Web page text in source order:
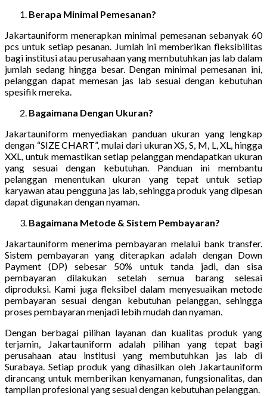
Berapa Minimal Pemesanan?
Jakartauniform menerapkan minimal pemesanan sebanyak 60
pcs untuk setiap pesanan. Jumlah ini memberikan fleksibilitas
bagi institusi atau perusahaan yang membutuhkan jas lab dalam
jumlah sedang hingga besar. Dengan minimal pemesanan ini,
pelanggan dapat memesan jas lab sesuai dengan kebutuhan
spesifik mereka.
Bagaimana Dengan Ukuran?
Jakartauniform menyediakan panduan ukuran yang lengkap
dengan “SIZE CHART”, mulai dari ukuran XS, S, M, L, XL, hingga
XXL, untuk memastikan setiap pelanggan mendapatkan ukuran
yang sesuai dengan kebutuhan. Panduan ini membantu
pelanggan menentukan ukuran yang tepat untuk setiap
karyawan atau pengguna jas lab, sehingga produk yang dipesan
dapat digunakan dengan nyaman.
Bagaimana Metode & Sistem Pembayaran?
Jakartauniform menerima pembayaran melalui bank transfer.
Sistem pembayaran yang diterapkan adalah dengan Down
Payment (DP) sebesar 50% untuk tanda jadi, dan sisa
pembayaran dilakukan setelah semua barang selesai
diproduksi. Kami juga fleksibel dalam menyesuaikan metode
pembayaran sesuai dengan kebutuhan pelanggan, sehingga
proses pembayaran menjadi lebih mudah dan nyaman.
Dengan berbagai pilihan layanan dan kualitas produk yang
terjamin, Jakartauniform adalah pilihan yang tepat bagi
perusahaan atau institusi yang membutuhkan jas lab di
Surabaya. Setiap produk yang dihasilkan oleh Jakartauniform
dirancang untuk memberikan kenyamanan, fungsionalitas, dan
tampilan profesional yang sesuai dengan kebutuhan pelanggan.